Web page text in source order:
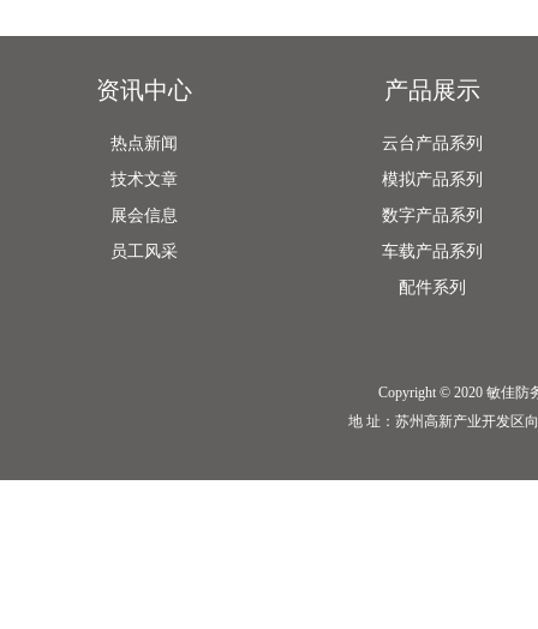
资讯中心
热点新闻
技术文章
展会信息
员工风采
产品展示
云台产品系列
模拟产品系列
数字产品系列
车载产品系列
配件系列
Copyright © 2020 敏佳防
地 址：苏州高新产业开发区向